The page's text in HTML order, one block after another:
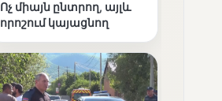
Ոչ միայն ընտրող, այլև
որոշում կայացնող